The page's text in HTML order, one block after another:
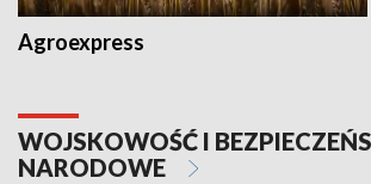
Agroexpress
WOJSKOWOŚĆ I
NARODOWE